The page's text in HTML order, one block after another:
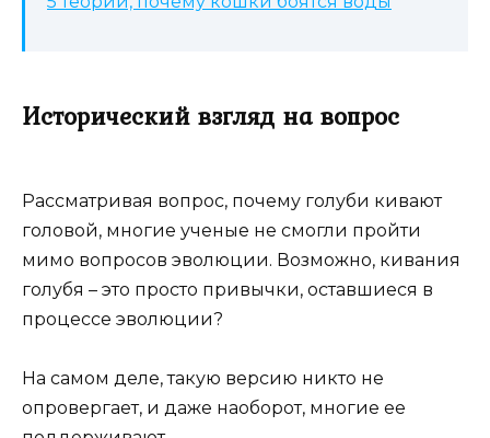
Исторический взгляд на вопрос
Рассматривая вопрос, почему голуби кивают
головой, многие ученые не смогли пройти
мимо вопросов эволюции. Возможно, кивания
голубя – это просто привычки, оставшиеся в
процессе эволюции?
На самом деле, такую версию никто не
опровергает, и даже наоборот, многие ее